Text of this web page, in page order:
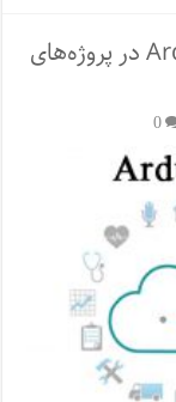
استفاده از پلتفرم Arduino IoT Cloud در پروژه‌های
0